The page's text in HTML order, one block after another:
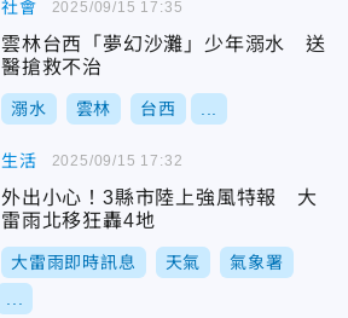
社會
雲林台西「夢幻沙灘」少年溺水 送
醫搶救不治
溺水 雲林 台西
2025/09/15 17:35
生活
外出小心！3縣市陸上強風特報 大
雷雨北移狂轟4地
大雷雨即時訊息 天氣 氣象署
2025/09/15 17:32